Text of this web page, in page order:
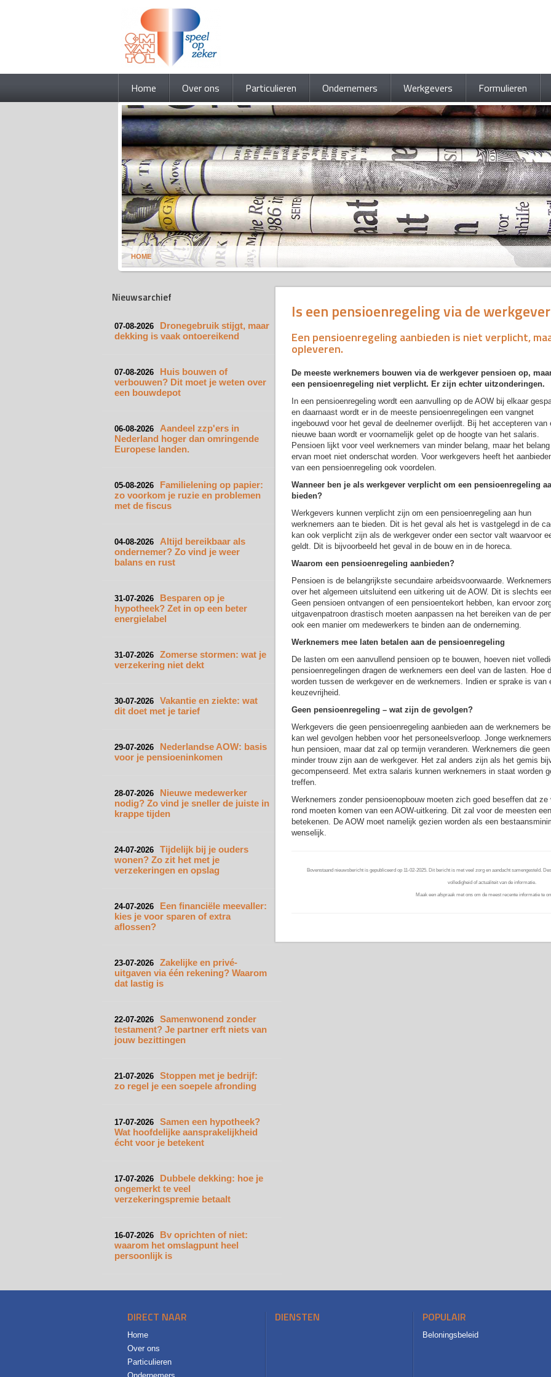
HOME
Home Over ons Particulieren Ondernemers Werkgevers Formulieren
Nieuwsarchief
07-08-2026
Dronegebruik stijgt, maar
dekking is vaak ontoereikend
07-08-2026
Huis bouwen of
verbouwen? Dit moet je weten over
een bouwdepot
06-08-2026
Aandeel zzp'ers in
Nederland hoger dan omringende
Europese landen.
05-08-2026
Familielening op papier:
zo voorkom je ruzie en problemen
met de fiscus
04-08-2026
Altijd bereikbaar als
ondernemer? Zo vind je weer
balans en rust
31-07-2026
Besparen op je
hypotheek? Zet in op een beter
energielabel
31-07-2026
Zomerse stormen: wat je
verzekering niet dekt
30-07-2026
Vakantie en ziekte: wat
dit doet met je tarief
29-07-2026
Nederlandse AOW: basis
voor je pensioeninkomen
28-07-2026
Nieuwe medewerker
nodig? Zo vind je sneller de juiste in
krappe tijden
24-07-2026
Tijdelijk bij je ouders
wonen? Zo zit het met je
verzekeringen en opslag
24-07-2026
Een financiële meevaller:
kies je voor sparen of extra
aflossen?
23-07-2026
Zakelijke en privé-
uitgaven via één rekening? Waarom
dat lastig is
22-07-2026
Samenwonend zonder
testament? Je partner erft niets van
jouw bezittingen
21-07-2026
Stoppen met je bedrijf:
zo regel je een soepele afronding
17-07-2026
Samen een hypotheek?
Wat hoofdelijke aansprakelijkheid
écht voor je betekent
17-07-2026
Dubbele dekking: hoe je
ongemerkt te veel
verzekeringspremie betaalt
16-07-2026
Bv oprichten of niet:
waarom het omslagpunt heel
persoonlijk is
Is een pensioenregeling via de
Een pensioenregeling aanbieden is niet verplicht,
opleveren.
De meeste werknemers bouwen via de werkgever pensioen op,
een pensioenregeling niet verplicht. Er zijn echter uitzonderingen.
In een pensioenregeling wordt een aanvulling op de AOW bij elkaar
en daarnaast wordt er in de meeste pensioenregelingen een vangnet
ingebouwd voor het geval de deelnemer overlijdt. Bij het accepteren van
nieuwe baan wordt er voornamelijk gelet op de hoogte van het salaris.
Pensioen lijkt voor veel werknemers van minder belang, maar het belang
ervan moet niet onderschat worden. Voor werkgevers heeft het
van een pensioenregeling ook voordelen.
Wanneer ben je als werkgever verplicht om een pensioenregeling
bieden?
Werkgevers kunnen verplicht zijn om een pensioenregeling aan hun
werknemers aan te bieden. Dit is het geval als het is vastgelegd in de
kan ook verplicht zijn als de werkgever onder een sector valt waarvoor
geldt. Dit is bijvoorbeeld het geval in de bouw en in de horeca.
Waarom een pensioenregeling aanbieden?
Pensioen is de belangrijkste secundaire arbeidsvoorwaarde.
over het algemeen uitsluitend een uitkering uit de AOW. Dit is slechts
Geen pensioen ontvangen of een pensioentekort hebben, kan ervoor
uitgavenpatroon drastisch moeten aanpassen na het bereiken van de
ook een manier om medewerkers te binden aan de onderneming.
Werknemers mee laten betalen aan de pensioenregeling
De lasten om een aanvullend pensioen op te bouwen, hoeven niet
pensioenregelingen dragen de werknemers een deel van de lasten. Hoe
worden tussen de werkgever en de werknemers. Indien er sprake is
keuzevrijheid.
Geen pensioenregeling – wat zijn de gevolgen?
Werkgevers die geen pensioenregeling aanbieden aan de werknemers
kan wel gevolgen hebben voor het personeelsverloop. Jonge
hun pensioen, maar dat zal op termijn veranderen. Werknemers die
minder trouw zijn aan de werkgever. Het zal anders zijn als het gemis
gecompenseerd. Met extra salaris kunnen werknemers in staat worden
treffen.
Werknemers zonder pensioenopbouw moeten zich goed beseffen dat
rond moeten komen van een AOW-uitkering. Dit zal voor de meesten
betekenen. De AOW moet namelijk gezien worden als een
wenselijk.
Bovenstaand nieuwsbericht is gepubliceerd op 11-02-2025. Dit bericht is met veel zorg en aandacht samengesteld.
volledigheid of actualiteit van de informatie.
Maak een afspraak met ons om de meest recente informatie te
DIRECT NAAR
Home
Over ons
Particulieren
DIENSTEN POPULAIR
Beloningsbeleid